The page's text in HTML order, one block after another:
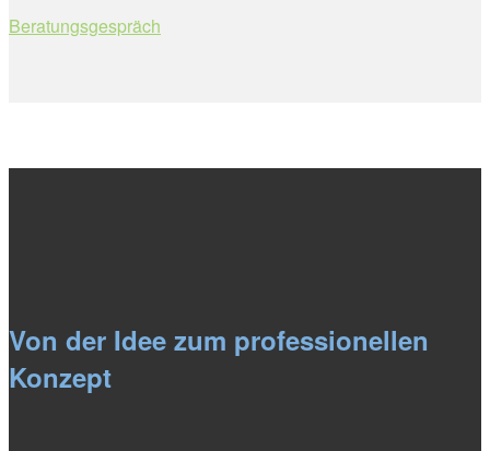
Beratungsgespräch
Von der Idee zum professionellen
Konzept